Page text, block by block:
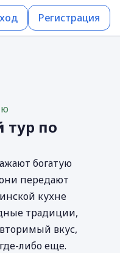
Регистрация
тур по
богатую
передают
кухне
традиции,
вкус,
либо еще.